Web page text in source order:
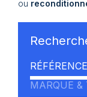
ou
RÉFÉRENCE
MARQUE &